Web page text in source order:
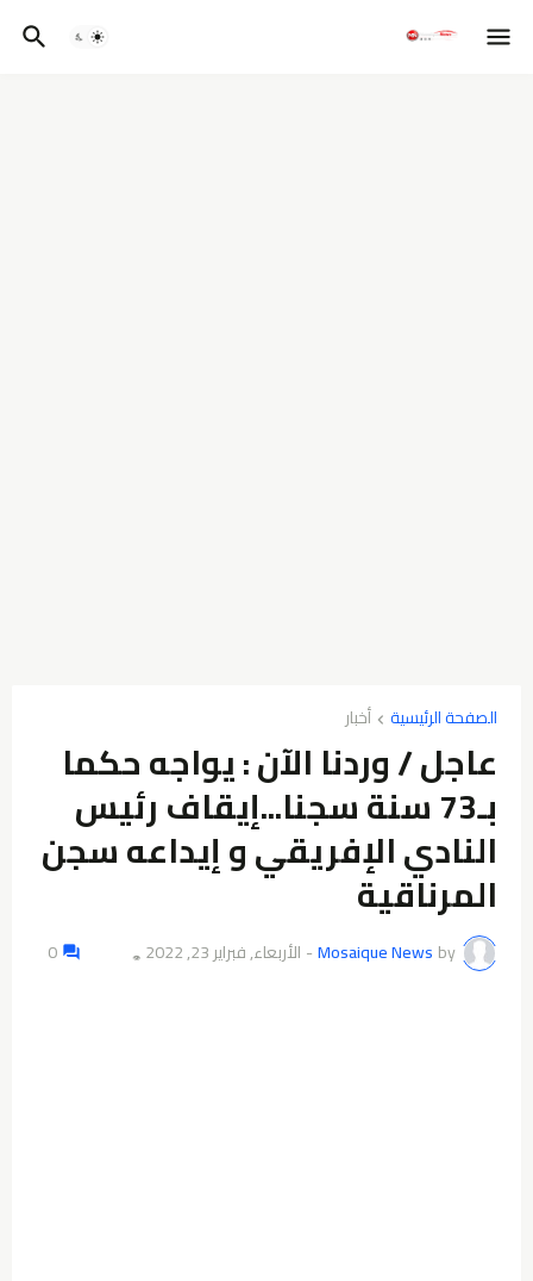
الصفحة الرئيسية أخبار
عاجل / وردنا الآن : يواجه حكما
بـ73 سنة سجنا...إيقاف رئيس
النادي الإفريقي و إيداعه سجن
المرناقية
by
Mosaique News
- الأربعاء, فبراير 23, 2022 👁️
0